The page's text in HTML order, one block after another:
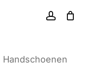
Handschoenen